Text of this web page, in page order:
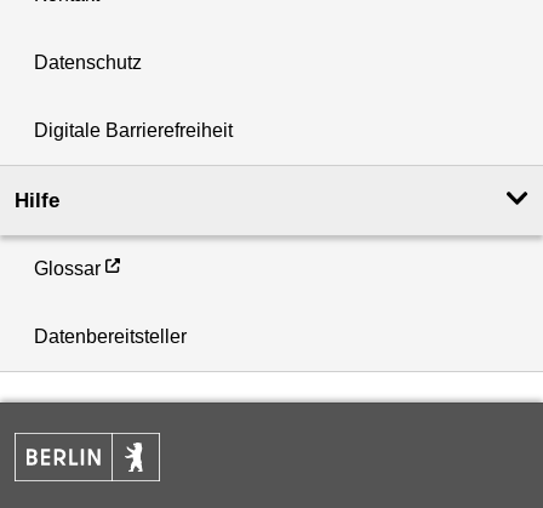
Datenschutz
Digitale Barrierefreiheit
Hilfe
Glossar
Datenbereitsteller